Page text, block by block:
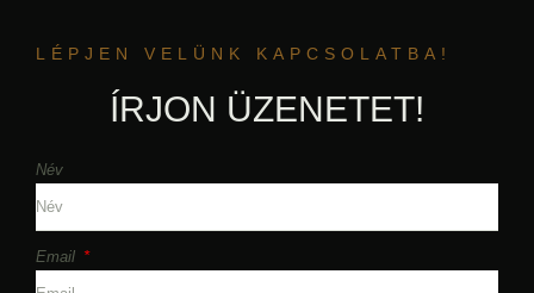
LÉPJEN VELÜNK KAPCSOLATBA!
ÍRJON ÜZENETET!
Név
Email